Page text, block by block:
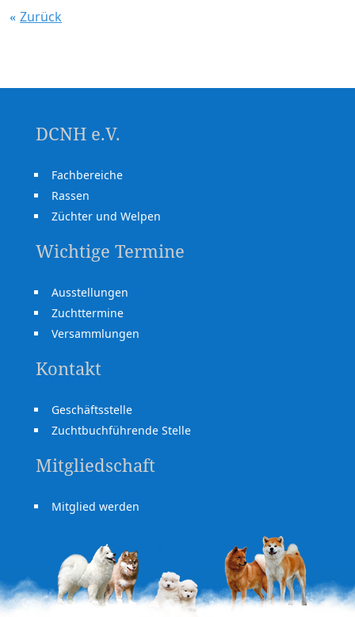
Zurück
DCNH e.V.
Fachbereiche
Rassen
Züchter und Welpen
Wichtige Termine
Ausstellungen
Zuchttermine
Versammlungen
Kontakt
Geschäftsstelle
Zuchtbuchführende Stelle
Mitgliedschaft
Mitglied werden